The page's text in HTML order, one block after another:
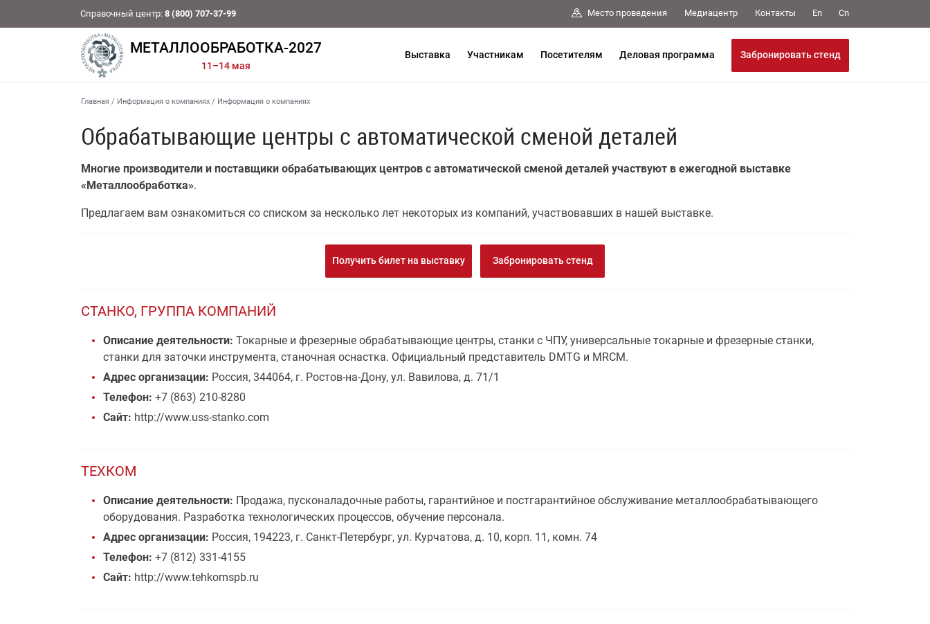
Справочный центр: 8 (800) 707-37-99 Место проведения Медиацентр Контакты En Cn
МЕТАЛЛООБРАБОТКА-2027
11–14 мая
Выставка Участникам Посетителям Деловая программа Забронировать стенд
Главная / Информация о компаниях / Информация о компаниях
Обрабатывающие центры с автоматической сменой деталей
Многие производители и поставщики обрабатывающих центров с автоматической сменой деталей участвуют в ежегодной выставке
«Металлообработка».
Предлагаем вам ознакомиться со списком за несколько лет некоторых из компаний, участвовавших в нашей выставке.
Получить билет на выставку Забронировать стенд
СТАНКО, ГРУППА КОМПАНИЙ
Описание деятельности: Токарные и фрезерные обрабатывающие центры, станки с ЧПУ, универсальные токарные и фрезерные станки,
станки для заточки инструмента, станочная оснастка. Официальный представитель DMTG и MRCM.
Адрес организации: Россия, 344064, г. Ростов-на-Дону, ул. Вавилова, д. 71/1
Телефон: +7 (863) 210-8280
Сайт: http://www.uss-stanko.com
ТЕХКОМ
Описание деятельности: Продажа, пусконаладочные работы, гарантийное и постгарантийное обслуживание металлообрабатывающего
оборудования. Разработка технологических процессов, обучение персонала.
Адрес организации: Россия, 194223, г. Санкт-Петербург, ул. Курчатова, д. 10, корп. 11, комн. 74
Телефон: +7 (812) 331-4155
Сайт: http://www.tehkomspb.ru